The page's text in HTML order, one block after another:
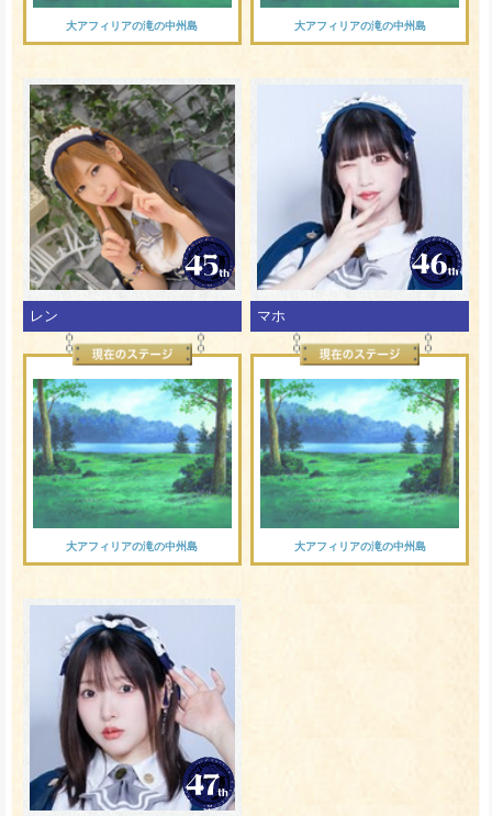
大アフィリアの滝の中州島 大アフィリアの滝の中州島
レン
大アフィリアの滝の中州島
マホ
大アフィリアの滝の中州島